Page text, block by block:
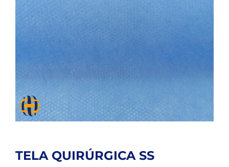
TELA QUIRÚRGICA SS